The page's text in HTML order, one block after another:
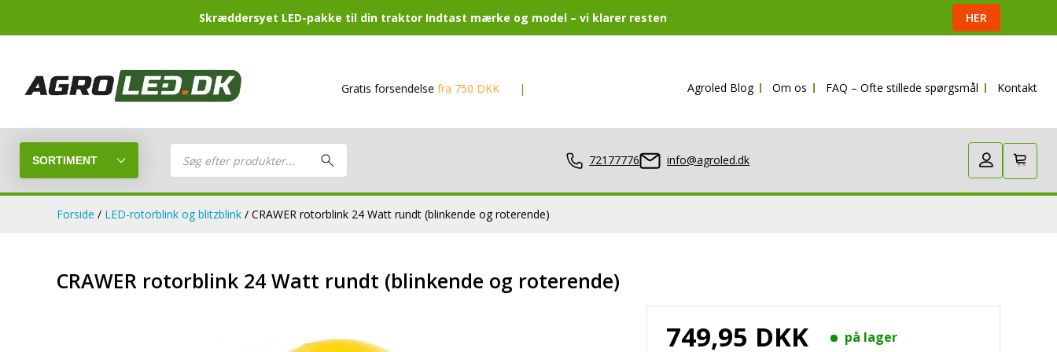
Skræddersyet LED-pakke til din traktor Indtast mærke og model – vi klarer resten HER
Gratis forsendelsefra 750 DKK Mere end 500 varer Din personlige online butiktil LED lys
Agroled Blog Om os FAQ – Ofte stillede spørgsmål Kontakt
SORTIMENT
Products
search 72177776 info@agroled.dk
LED-Guide
Sammensæt din egen LED-pakke.
LED-arbejdslamper
LED-forlygter
Forside / LED-rotorblink og blitzblink / CRAWER rotorblink 24 Watt rundt (blinkende og roterende)
CRAWER rotorblink 24 Watt rundt (blinkende og roterende)
749,95 DKK på lager